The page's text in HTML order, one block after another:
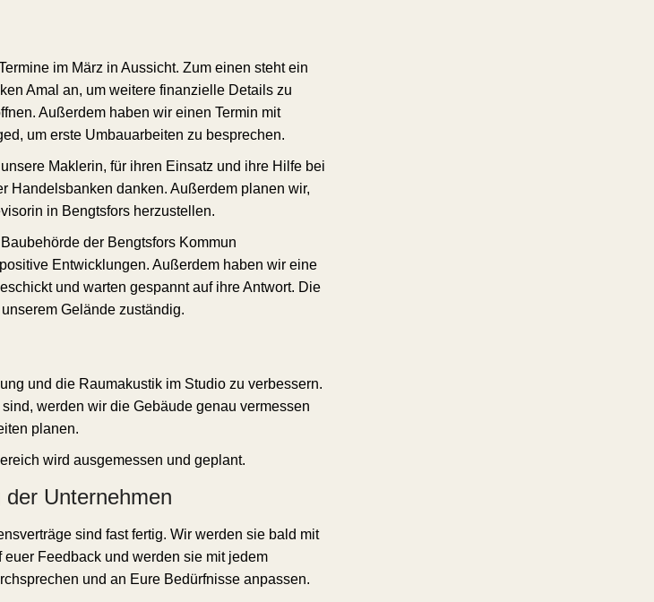
im März in Aussicht. Zum einen steht ein
Amal an, um weitere finanzielle Details zu
Außerdem haben wir einen Termin mit
um erste Umbauarbeiten zu besprechen.
Maklerin, für ihren Einsatz und ihre Hilfe bei
Handelsbanken danken. Außerdem planen wir,
in Bengtsfors herzustellen.
der Bengtsfors Kommun
Entwicklungen. Außerdem haben wir eine
und warten gespannt auf ihre Antwort. Die
Gelände zuständig.
und die Raumakustik im Studio zu verbessern.
werden wir die Gebäude genau vermessen
planen.
wird ausgemessen und geplant.
Unternehmen
sind fast fertig. Wir werden sie bald mit
Feedback und werden sie mit jedem
und an Eure Bedürfnisse anpassen.